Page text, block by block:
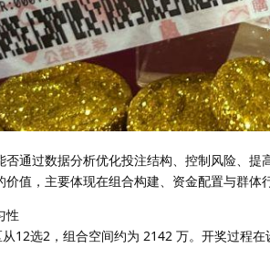
通过数据分析优化投注结构、控制风险、
值，主要体现在组合构建、资金配置与群体
性
12选2，组合空间约为 2142 万。开奖过程